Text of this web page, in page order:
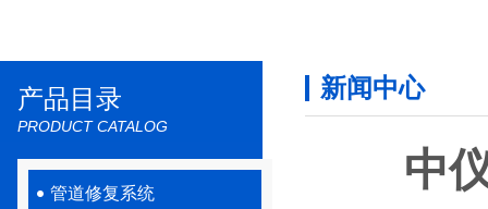
产品目录
PRODUCT CATALOG
管道修复系统
新闻中心
中